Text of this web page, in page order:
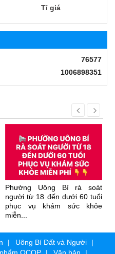
Tỉ giá
76577
1006898351
Phường Uông Bí rà soát
người từ 18 đến dưới 60 tuổi
phục vụ khám sức khỏe
miễn...
Uông Bí Đất và Người
OCOP Văn bản